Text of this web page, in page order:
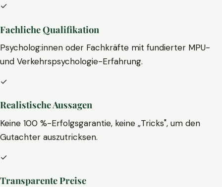
✓
Fachliche Qualifikation
Psycholog:innen oder Fachkräfte mit fundierter MPU-
und Verkehrspsychologie-Erfahrung.
✓
Realistische Aussagen
Keine 100 %-Erfolgsgarantie, keine „Tricks", um den
Gutachter auszutricksen.
✓
Transparente Preise